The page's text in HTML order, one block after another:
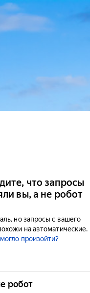
что запросы
вы, а не робот
но запросы с вашего
на автоматические.
произойти?
не робот